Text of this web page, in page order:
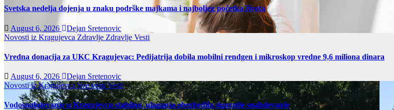
Svetska nedelja dojenja u znaku podrške majkama i najboljeg početka života
August 6, 2026
Dejan Sretenovic
Novosti iz Kragujevca Zdravlje Zdravlje Vesti
Vredna donacija za UKC Kragujevac: Pedijatrija dobila mobilni rendgen i mikroskop vredne 9,6 miliona dinara
August 6, 2026
Dejan Sretenovic
Novosti iz KragujevcaSve vestiVesti
Vodosnabdevanje u Kragujevcu stabilno, ulaganja obezbedila sigurnije snabdevanje